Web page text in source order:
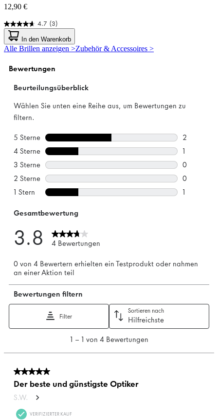
12,90 €
4.7 (3)
4.7
von
5
Sternen.
Bewertungen
In den Warenkorb
Alle Brillen anzeigen >Zubehör & Accessoires >